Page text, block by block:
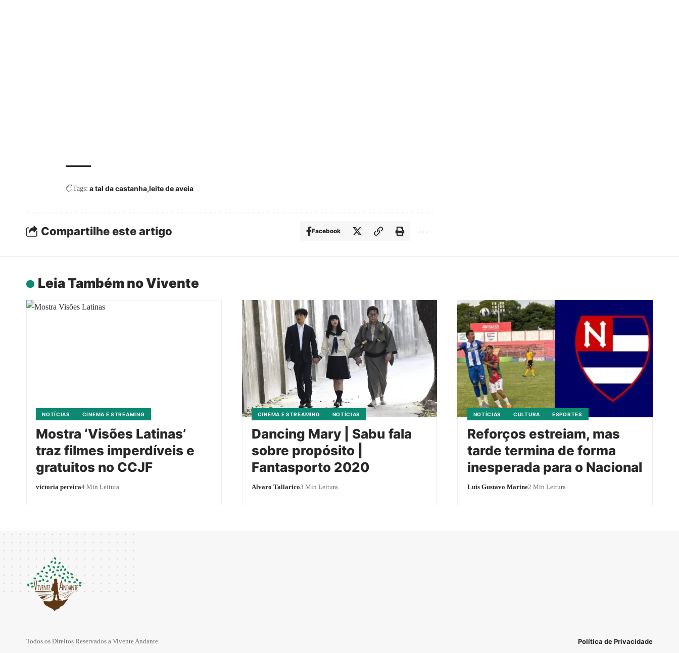
Tags: a tal da castanha leite de aveia
Compartilhe este artigo Facebook
Leia Também no Vivente
NOTÍCIAS CINEMA E STREAMING
Mostra ‘Visões Latinas’
traz filmes imperdíveis e
gratuitos no CCJF
victoria pereira4 Min Leitura
CINEMA E STREAMING NOTÍCIAS
Dancing Mary | Sabu fala
sobre propósito |
Fantasporto 2020
Alvaro Tallarico3 Min Leitura
NOTÍCIAS CULTURA ESPORTES
Reforços estreiam, mas
tarde termina de forma
inesperada para o Nacional
Luis Gustavo Marine2 Min Leitura
Todos os Direitos Reservados a Vivente Andante. Política de Privacidade